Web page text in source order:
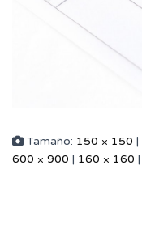
Tamaño: 150 × 150 |
600 × 900 | 160 × 160 |